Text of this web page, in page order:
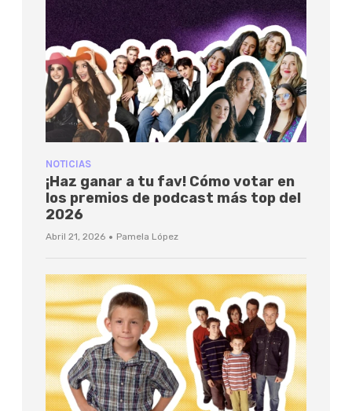
NOTICIAS
¡Haz ganar a tu fav! Cómo votar en
los premios de podcast más top del
2026
Abril 21, 2026 · Pamela López